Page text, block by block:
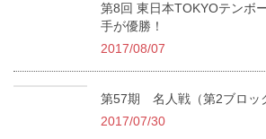
第8回 東日本TOKYOテンボ
手が優勝！
2017/08/07
第57期 名人戦（第2ブロッ
2017/07/30